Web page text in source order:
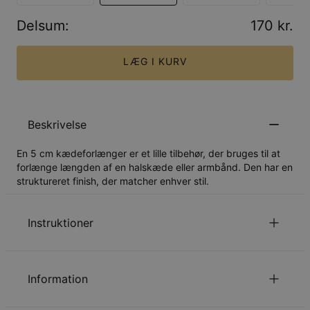
Delsum: 170 kr.
LÆG I KURV
Beskrivelse
En 5 cm kædeforlænger er et lille tilbehør, der bruges til at
forlænge længden af en halskæde eller armbånd. Den har en
struktureret finish, der matcher enhver stil.
Instruktioner
Du er velkommen til at kontakte os via
Information